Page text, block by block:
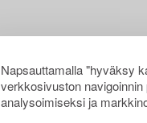
Napsauttamalla "hyväksy
verkkosivuston
analysoimiseksi ja